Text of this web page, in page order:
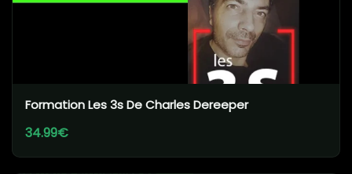
Formation Les 3s De Charles Dereeper
34.99€